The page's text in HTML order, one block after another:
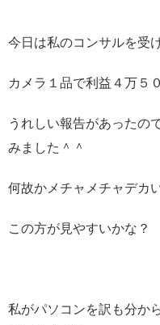
今日は私のコンサルを受
カメラ１品で利益４万５
うれしい報告があったの
みました＾＾
何故かメチャメチャデカ
この方が見やすいかな？
私がパソコンを訳も分か